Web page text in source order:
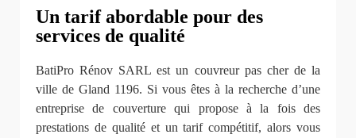
Un tarif abordable pour des
services de qualité
BatiPro Rénov SARL est un couvreur pas cher de la
ville de Gland 1196. Si vous êtes à la recherche d’une
entreprise de couverture qui propose à la fois des
prestations de qualité et un tarif compétitif, alors vous